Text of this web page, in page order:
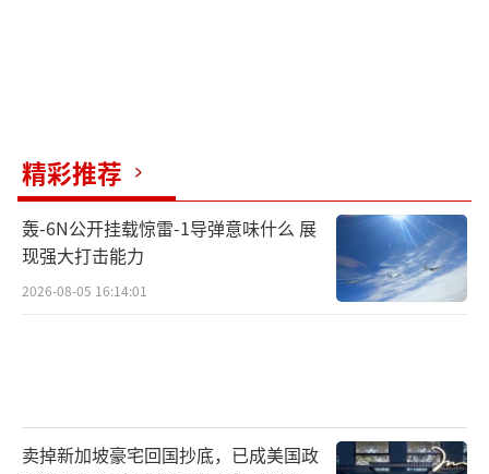
精彩推荐
轰-6N公开挂载惊雷-1导弹意味什么 展
现强大打击能力
2026-08-05 16:14:01
卖掉新加坡豪宅回国抄底，已成美国政